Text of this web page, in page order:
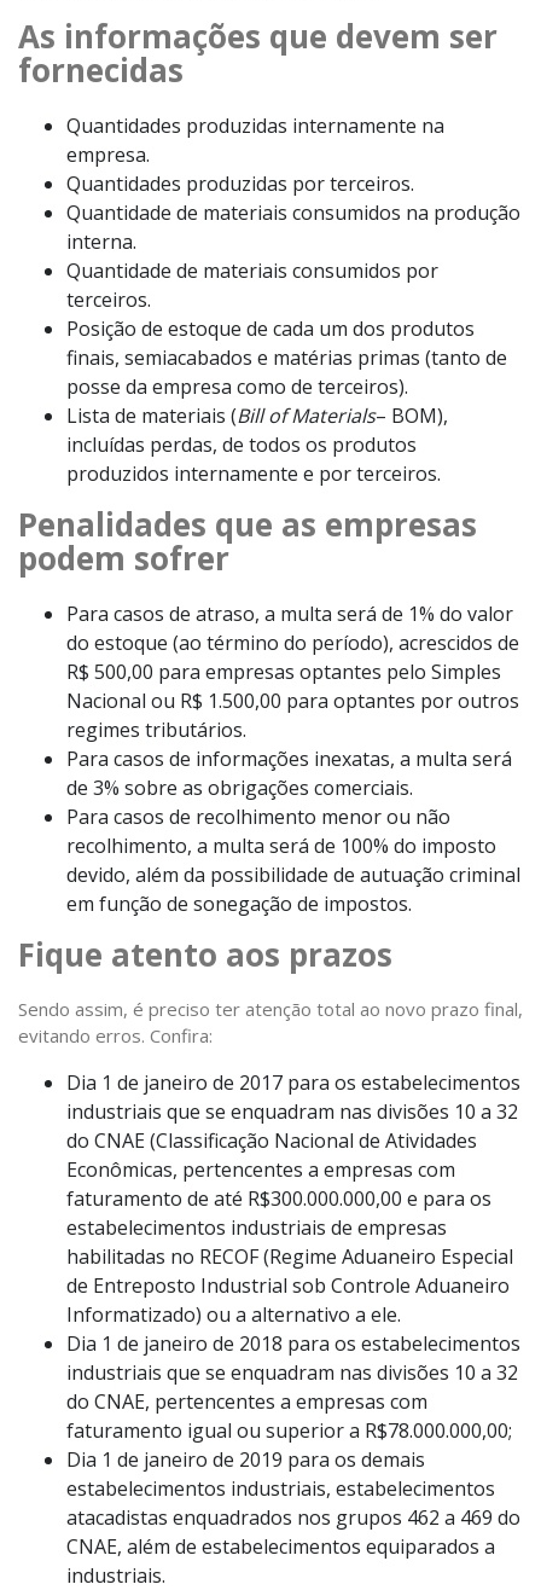
As informações que devem ser
fornecidas
Quantidades produzidas internamente na
empresa.
Quantidades produzidas por terceiros.
Quantidade de materiais consumidos na produção
interna.
Quantidade de materiais consumidos por
terceiros.
Posição de estoque de cada um dos produtos
finais, semiacabados e matérias primas (tanto de
posse da empresa como de terceiros).
Lista de materiais (Bill of Materials– BOM),
incluídas perdas, de todos os produtos
produzidos internamente e por terceiros.
Penalidades que as empresas
podem sofrer
Para casos de atraso, a multa será de 1% do valor
do estoque (ao término do período), acrescidos de
R$ 500,00 para empresas optantes pelo Simples
Nacional ou R$ 1.500,00 para optantes por outros
regimes tributários.
Para casos de informações inexatas, a multa será
de 3% sobre as obrigações comerciais.
Para casos de recolhimento menor ou não
recolhimento, a multa será de 100% do imposto
devido, além da possibilidade de autuação criminal
em função de sonegação de impostos.
Fique atento aos prazos
Sendo assim, é preciso ter atenção total ao novo prazo final,
evitando erros. Confira:
Dia 1 de janeiro de 2017 para os estabelecimentos
industriais que se enquadram nas divisões 10 a 32
do CNAE (Classificação Nacional de Atividades
Econômicas, pertencentes a empresas com
faturamento de até R$300.000.000,00 e para os
estabelecimentos industriais de empresas
habilitadas no RECOF (Regime Aduaneiro Especial
de Entreposto Industrial sob Controle Aduaneiro
Informatizado) ou a alternativo a ele.
Dia 1 de janeiro de 2018 para os estabelecimentos
industriais que se enquadram nas divisões 10 a 32
do CNAE, pertencentes a empresas com
faturamento igual ou superior a R$78.000.000,00;
Dia 1 de janeiro de 2019 para os demais
estabelecimentos industriais, estabelecimentos
atacadistas enquadrados nos grupos 462 a 469 do
CNAE, além de estabelecimentos equiparados a
industriais.